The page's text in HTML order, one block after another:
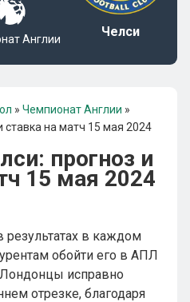
Англии Челси
» Чемпионат Англии »
ставка на матч 15 мая 2024
прогноз и
15 мая 2024
результатах в каждом
обойти его в АПЛ
Лондонцы исправно
отрезке, благодаря